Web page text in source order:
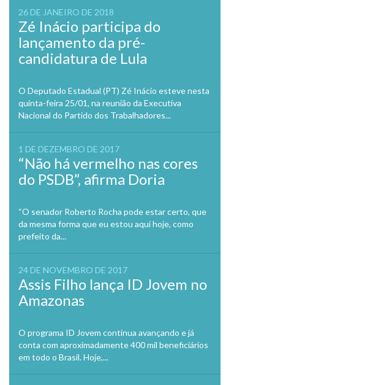
26 DE JANEIRO DE 2018
Zé Inácio participa do
lançamento da pré-
candidatura de Lula
O Deputado Estadual (PT) Zé Inácio esteve nesta
quinta-feira 25/01, na reunião da Executiva
Nacional do Partido dos Trabalhadores...
1 DE DEZEMBRO DE 2017
“Não há vermelho nas cores
do PSDB”, afirma Doria
“O senador Roberto Rocha pode estar certo, que
da mesma forma que eu estou aqui hoje, como
prefeito da...
24 DE NOVEMBRO DE 2017
Assis Filho lança ID Jovem no
Amazonas
O programa ID Jovem continua avançando e já
conta com aproximadamente 400 mil beneficiários
em todo o Brasil. Hoje,...